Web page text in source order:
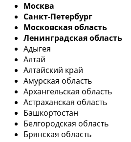
Москва
Санкт-Петербург
Московская область
Ленинградская область
Адыгея
Алтай
Алтайский край
Амурская область
Архангельская область
Астраханская область
Башкортостан
Белгородская область
Брянская область